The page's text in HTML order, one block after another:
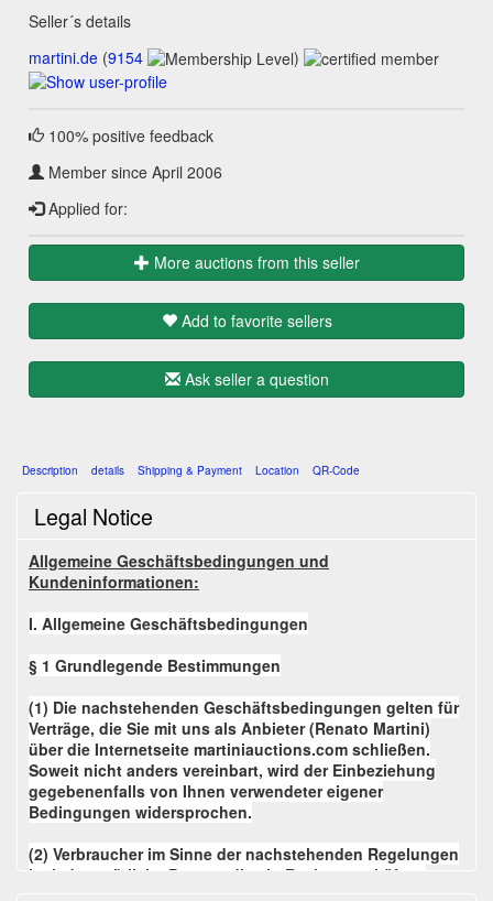
Seller´s details
martini.de (9154 )
100% positive feedback
Member since April 2006
Applied for:
More auctions from this seller
Add to favorite sellers
Ask seller a question
Description details Shipping & Payment Location QR-Code
Legal Notice
Allgemeine Geschäftsbedingungen und
Kundeninformationen:
I. Allgemeine Geschäftsbedingungen
§ 1 Grundlegende Bestimmungen
(1) Die nachstehenden Geschäftsbedingungen gelten für
Verträge, die Sie mit uns als Anbieter (Renato Martini)
über die Internetseite martiniauctions.com schließen.
Soweit nicht anders vereinbart, wird der Einbeziehung
gegebenenfalls von Ihnen verwendeter eigener
Bedingungen widersprochen.
(2) Verbraucher im Sinne der nachstehenden Regelungen
ist jede natürliche Person, die ein Rechtsgeschäft zu